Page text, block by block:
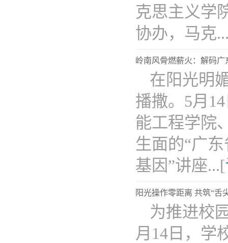
克思主义学
协办，马克
岭南风骨燃薪火：解码
在阳光明
播撒。5月
能工程学院
生面的“广
基因”讲座...[
阳光操作零距离 共筑“
为推进校
月14日，学